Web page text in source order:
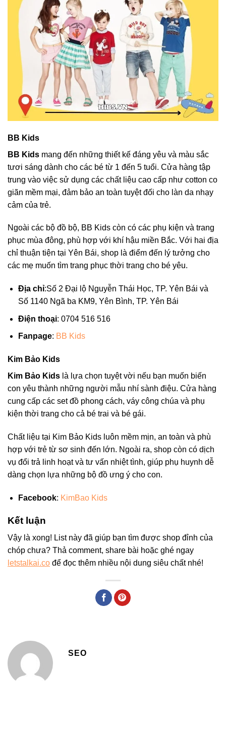
BB Kids
BB Kids mang đến những thiết kế đáng yêu và màu sắc
tươi sáng dành cho các bé từ 1 đến 5 tuổi. Cửa hàng tập
trung vào việc sử dụng các chất liệu cao cấp như cotton co
giãn mềm mại, đảm bảo an toàn tuyệt đối cho làn da nhạy
cảm của trẻ.
Ngoài các bộ đồ bộ, BB Kids còn có các phụ kiện và trang
phục mùa đông, phù hợp với khí hậu miền Bắc. Với hai địa
chỉ thuận tiện tại Yên Bái, shop là điểm đến lý tưởng cho
các mẹ muốn tìm trang phục thời trang cho bé yêu.
Địa chỉ:Số 2 Đại lộ Nguyễn Thái Học, TP. Yên Bái và
Số 1140 Ngã ba KM9, Yên Bình, TP. Yên Bái
Điện thoại: 0704 516 516
Fanpage: BB Kids
Kim Bảo Kids
Kim Bảo Kids là lựa chọn tuyệt vời nếu bạn muốn biến
con yêu thành những người mẫu nhí sành điệu. Cửa hàng
cung cấp các set đồ phong cách, váy công chúa và phụ
kiện thời trang cho cả bé trai và bé gái.
Chất liệu tại Kim Bảo Kids luôn mềm mịn, an toàn và phù
hợp với trẻ từ sơ sinh đến lớn. Ngoài ra, shop còn có dịch
vụ đổi trả linh hoạt và tư vấn nhiệt tình, giúp phụ huynh dễ
dàng chọn lựa những bộ đồ ưng ý cho con.
Facebook: KimBao Kids
Kết luận
Vậy là xong! List này đã giúp bạn tìm được shop đỉnh của
chóp chưa? Thả comment, share bài hoặc ghé ngay
letstalkai.co để đọc thêm nhiều nội dung siêu chất nhé!
SEO